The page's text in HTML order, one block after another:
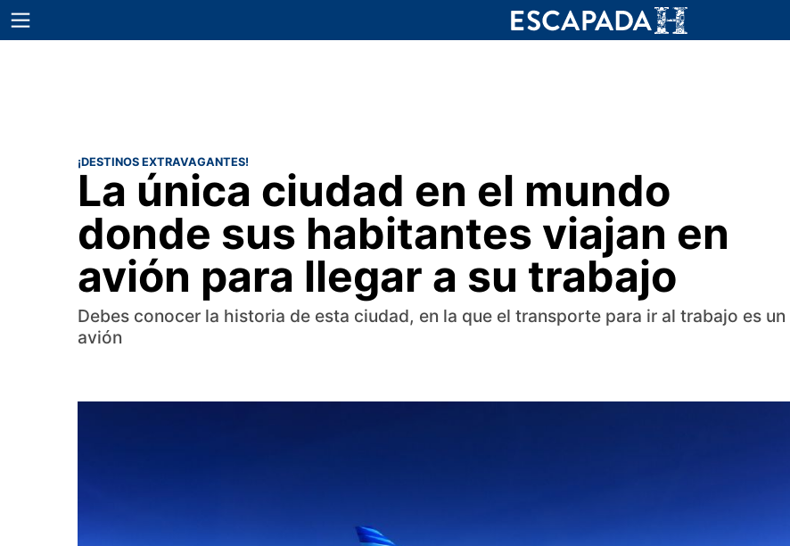
¡DESTINOS EXTRAVAGANTES!
La única ciudad en el mundo
donde sus habitantes viajan en
avión para llegar a su trabajo
Debes conocer la historia de esta ciudad, en la que el transporte para ir al trabajo es un
avión